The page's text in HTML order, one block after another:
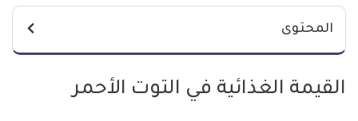
المحتوى
القيمة الغذائية في التوت الأحمر